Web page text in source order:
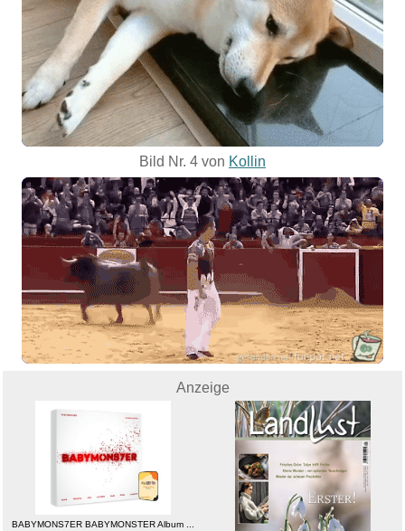
Bild Nr. 4 von Kollin
Anzeige
BABYMONS7ER BABYMONSTER Album ...